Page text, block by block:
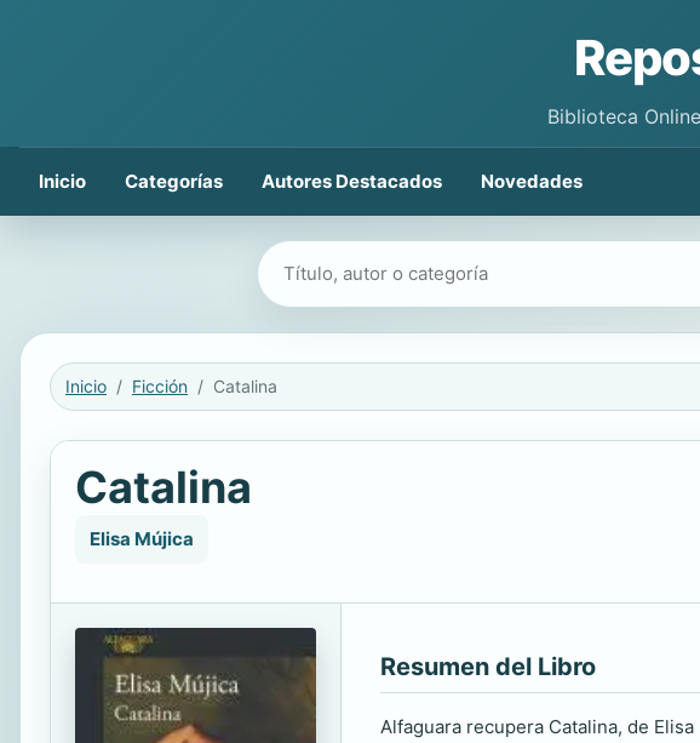
Biblioteca
Inicio Categorías Autores Destacados Novedades
Buscar libros
Inicio Ficción Catalina
Catalina
Elisa Mújica
Resumen del Libro
Alfaguara recupera Catalina, de